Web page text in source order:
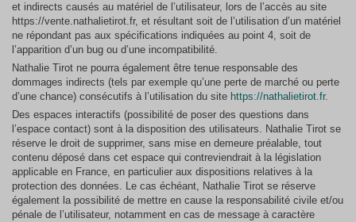
et indirects causés au matériel de l’utilisateur, lors de l’accès au site
https://vente.nathalietirot.fr, et résultant soit de l’utilisation d’un matériel
ne répondant pas aux spécifications indiquées au point 4, soit de
l’apparition d’un bug ou d’une incompatibilité.
Nathalie Tirot ne pourra également être tenue responsable des
dommages indirects (tels par exemple qu’une perte de marché ou perte
d’une chance) consécutifs à l’utilisation du site https://nathalietirot.fr.
Des espaces interactifs (possibilité de poser des questions dans
l’espace contact) sont à la disposition des utilisateurs. Nathalie Tirot se
réserve le droit de supprimer, sans mise en demeure préalable, tout
contenu déposé dans cet espace qui contreviendrait à la législation
applicable en France, en particulier aux dispositions relatives à la
protection des données. Le cas échéant, Nathalie Tirot se réserve
également la possibilité de mettre en cause la responsabilité civile et/ou
pénale de l’utilisateur, notamment en cas de message à caractère